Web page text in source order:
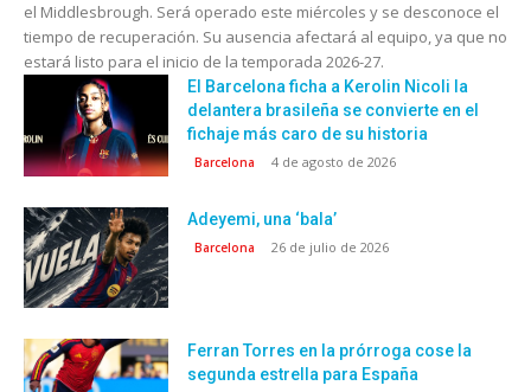
el Middlesbrough. Será operado este miércoles y se desconoce el
tiempo de recuperación. Su ausencia afectará al equipo, ya que no
estará listo para el inicio de la temporada 2026-27.
El Barcelona ficha a Kerolin Nicoli la
delantera brasileña se convierte en el
fichaje más caro de su historia
Barcelona 4 de agosto de 2026
Adeyemi, una ‘bala’
Barcelona 26 de julio de 2026
Ferran Torres en la prórroga cose la
segunda estrella para España